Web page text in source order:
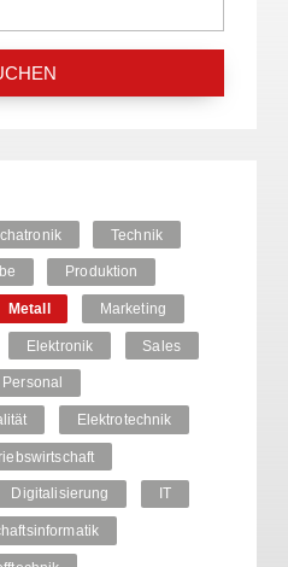
Technik
Produktion
Metall Marketing
Elektronik Sales
Personal
Elektrotechnik
Digitalisierung IT